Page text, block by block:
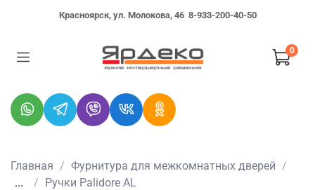
Красноярск, ул. Молокова, 46 8-933-200-40-50
0
Главная
Фурнитура для межкомнатных дверей
...
Ручки Palidore AL